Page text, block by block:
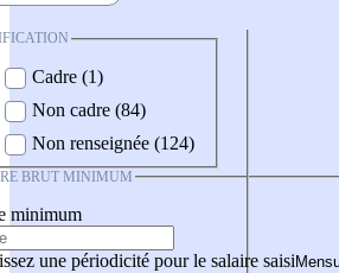
Cadre (1)
Non cadre (84)
Non renseignée (124)
BRUT MINIMUM
minimum
une périodicité pour le salaire saisi